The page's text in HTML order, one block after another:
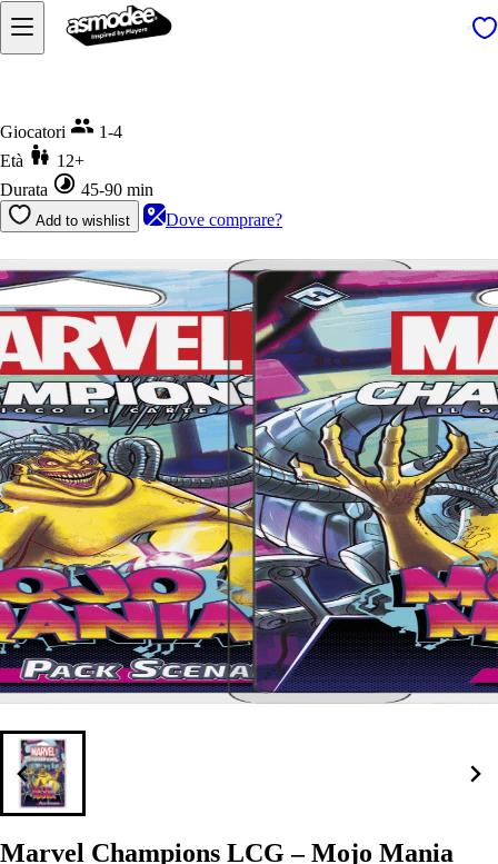
Giocatori
1-4
Età
12+
Durata
45-90 min
Add to wishlist Dove comprare?
Marvel Champions LCG – Mojo Mania